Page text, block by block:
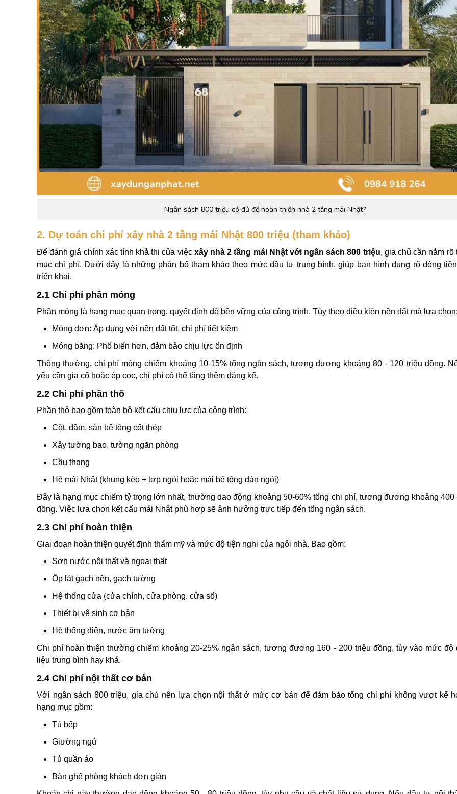
Ngân sách 800 triệu có đủ để hoàn thiện nhà 2 tầng mái Nhật?
2. Dự toán chi phí xây nhà 2 tầng mái Nhật 800 triệu (tham khảo)
Để đánh giá chính xác tính khả thi của việc xây nhà 2 tầng mái Nhật với ngân sách 800 triệu, gia chủ cần nắm rõ
mục chi phí. Dưới đây là những phân bổ tham khảo theo mức đầu tư trung bình, giúp bạn hình dung rõ dòng
triển khai.
2.1 Chi phí phần móng
Phần móng là hạng mục quan trọng, quyết định độ bền vững của công trình. Tùy theo điều kiện nền đất mà lựa chọn:
Móng đơn: Áp dụng với nền đất tốt, chi phí tiết kiệm
Móng băng: Phổ biến hơn, đảm bảo chịu lực ổn định
Thông thường, chi phí móng chiếm khoảng 10-15% tổng ngân sách, tương đương khoảng 80 - 120 triệu đồng.
yếu cần gia cố hoặc ép cọc, chi phí có thể tăng thêm đáng kể.
2.2 Chi phí phần thô
Phần thô bao gồm toàn bộ kết cấu chịu lực của công trình:
Cột, dầm, sàn bê tông cốt thép
Xây tường bao, tường ngăn phòng
Cầu thang
Hệ mái Nhật (khung kèo + lợp ngói hoặc mái bê tông dán ngói)
Đây là hạng mục chiếm tỷ trọng lớn nhất, thường dao động khoảng 50-60% tổng chi phí, tương đương khoảng 400
đồng. Việc lựa chọn kết cấu mái Nhật phù hợp sẽ ảnh hưởng trực tiếp đến tổng ngân sách.
2.3 Chi phí hoàn thiện
Giai đoạn hoàn thiện quyết định thẩm mỹ và mức độ tiện nghi của ngôi nhà. Bao gồm:
Sơn nước nội thất và ngoại thất
Ốp lát gạch nền, gạch tường
Hệ thống cửa (cửa chính, cửa phòng, cửa sổ)
Thiết bị vệ sinh cơ bản
Hệ thống điện, nước âm tường
Chi phí hoàn thiện thường chiếm khoảng 20-25% ngân sách, tương đương 160 - 200 triệu đồng, tùy vào mức độ
liệu trung bình hay khá.
2.4 Chi phí nội thất cơ bản
Với ngân sách 800 triệu, gia chủ nên lựa chọn nội thất ở mức cơ bản để đảm bảo tổng chi phí không vượt kế
hạng mục gồm:
Tủ bếp
Giường ngủ
Tủ quần áo
Bàn ghế phòng khách đơn giản